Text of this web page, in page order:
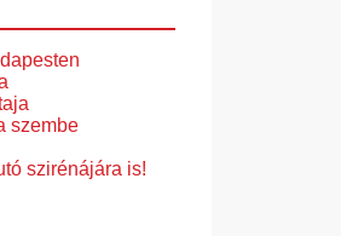
szembe
szirénájára is!